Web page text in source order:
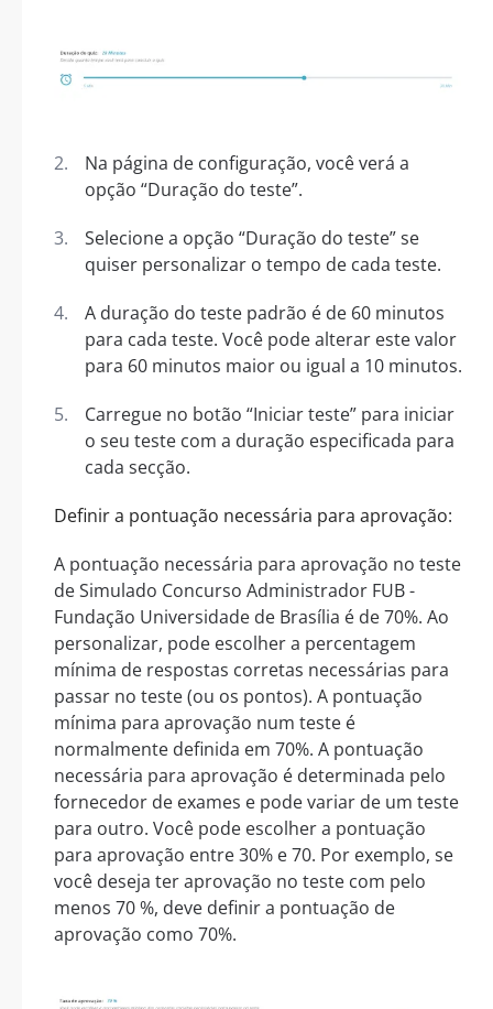
Na página de configuração, você verá a
opção “Duração do teste”.
Selecione a opção “Duração do teste” se
quiser personalizar o tempo de cada teste.
A duração do teste padrão é de 60 minutos
para cada teste. Você pode alterar este valor
para 60 minutos maior ou igual a 10 minutos.
Carregue no botão “Iniciar teste” para iniciar
o seu teste com a duração especificada para
cada secção.
Definir a pontuação necessária para aprovação:
A pontuação necessária para aprovação no teste
de Simulado Concurso Administrador FUB -
Fundação Universidade de Brasília é de 70%. Ao
personalizar, pode escolher a percentagem
mínima de respostas corretas necessárias para
passar no teste (ou os pontos). A pontuação
mínima para aprovação num teste é
normalmente definida em 70%. A pontuação
necessária para aprovação é determinada pelo
fornecedor de exames e pode variar de um teste
para outro. Você pode escolher a pontuação
para aprovação entre 30% e 70. Por exemplo, se
você deseja ter aprovação no teste com pelo
menos 70 %, deve definir a pontuação de
aprovação como 70%.